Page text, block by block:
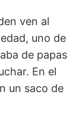
ven al
uno de
de papas
En el
un saco de